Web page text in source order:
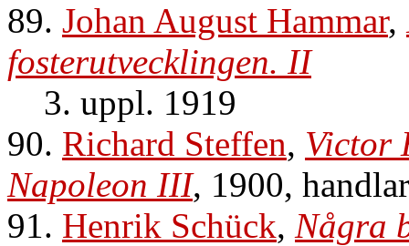
89. Johan August Hammar,
fosterutvecklingen. II
3. uppl. 1919
90. Richard Steffen, Victor
Napoleon III, 1900,
91. Henrik Schück, Några